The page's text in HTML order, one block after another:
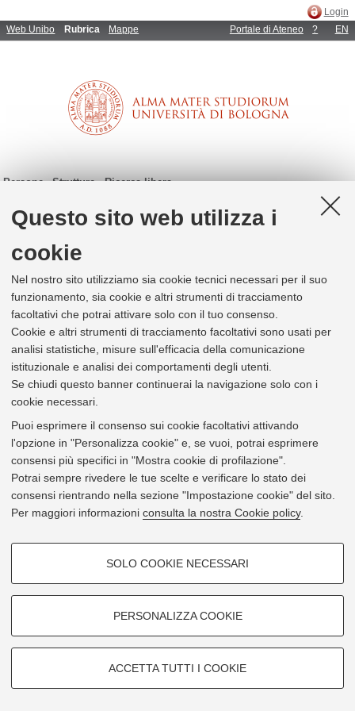
Questo sito web utilizza i
cookie
Nel nostro sito utilizziamo sia cookie tecnici necessari per il suo
funzionamento, sia cookie e altri strumenti di tracciamento
facoltativi che potrai attivare solo con il tuo consenso.
Cookie e altri strumenti di tracciamento facoltativi sono usati per
analisi statistiche, misure sull'efficacia della comunicazione
istituzionale e analisi dei comportamenti degli utenti.
Se chiudi questo banner continuerai la navigazione solo con i
cookie necessari.
Puoi esprimere il consenso sui cookie facoltativi attivando
l'opzione in "Personalizza cookie" e, se vuoi, potrai esprimere
consensi più specifici in "Mostra cookie di profilazione".
Potrai sempre rivedere le tue scelte e verificare lo stato dei
consensi rientrando nella sezione "Impostazione cookie" del sito.
Per maggiori informazioni consulta la nostra Cookie policy.
COOKIE DI PROFILAZIONE -
Si tratta di cookie utilizzati per analizzare le caratteristiche della
navigazione degli utenti, creare profili in base al loro comportamento sul
Mostra cookie di profilazione
COOKIE TECNICI - NECESSARI
SOLO COOKIE NECESSARI
PERSONALIZZA COOKIE
ACCETTA TUTTI I COOKIE
Web Unibo Rubrica Mappe
Login
Portale di Ateneo
? EN
Persone Strutture Ricerca libera
Persone (p.e. Mario Archeologia; Rossi Apos; m.rossi@unibo.it)
risultati perFantazzini Paola
1
14988
Fantazzini, Paola
Professoressa Alma Mater
© 2026 - Università di Bologna -Privacy |Impostazioni Cookie